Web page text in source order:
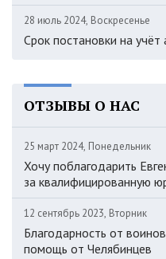
28 июль 2024, Воскресенье
Срок постановки на
ОТЗЫВЫ О НАС
25 март 2024, Понедельник
Хочу поблагодарить
за квалифицированную
12 сентябрь 2023, Вторник
Благодарность от
помощь от Челябинцев